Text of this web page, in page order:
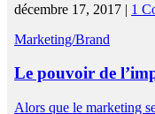
décembre 17, 2017 | 1
Marketing/Brand
Le pouvoir de
Alors que le marketing